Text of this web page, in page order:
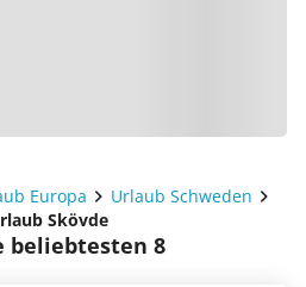
Europa
Urlaub Schweden
Skövde
beliebtesten 8